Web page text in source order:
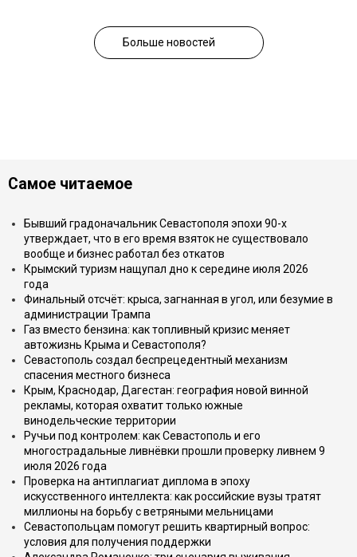
Больше новостей
Самое читаемое
Бывший градоначальник Севастополя эпохи 90-х
утверждает, что в его время взяток не существовало
вообще и бизнес работал без откатов
Крымский туризм нащупал дно к середине июля 2026
года
Финальный отсчёт: крыса, загнанная в угол, или безумие в
администрации Трампа
Газ вместо бензина: как топливный кризис меняет
автожизнь Крыма и Севастополя?
Севастополь создал беспрецедентный механизм
спасения местного бизнеса
Крым, Краснодар, Дагестан: география новой винной
рекламы, которая охватит только южные
винодельческие территории
Ручьи под контролем: как Севастополь и его
многострадальные ливнёвки прошли проверку ливнем 9
июля 2026 года
Проверка на антиплагиат диплома в эпоху
искусственного интеллекта: как российские вузы тратят
миллионы на борьбу с ветряными мельницами
Севастопольцам помогут решить квартирный вопрос:
условия для получения поддержки